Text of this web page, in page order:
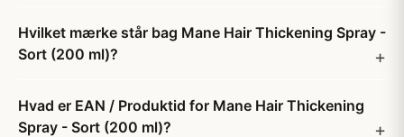
Hvilket mærke står bag Mane Hair Thickening Spray -
Sort (200 ml)?
Hvad er EAN / Produktid for Mane Hair Thickening
Spray - Sort (200 ml)?